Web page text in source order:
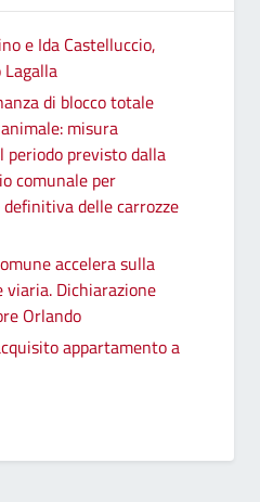
e Ida Castelluccio,
di blocco totale
misura
periodo previsto dalla
comunale per
delle carrozze
accelera sulla
Dichiarazione
Orlando
appartamento a